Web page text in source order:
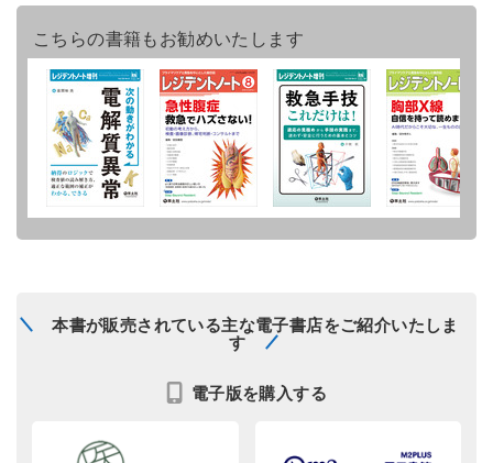
こちらの書籍もお勧めいたします
本書が販売されている主な電子書店をご紹介いたしま
す
電子版を購入する